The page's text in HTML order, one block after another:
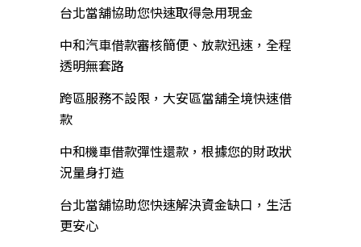
台北當舖協助您快速取得急用現金
中和汽車借款審核簡便、放款迅速，全程
透明無套路
跨區服務不設限，大安區當舖全境快速借
款
中和機車借款彈性還款，根據您的財政狀
況量身打造
台北當舖協助您快速解決資金缺口，生活
更安心